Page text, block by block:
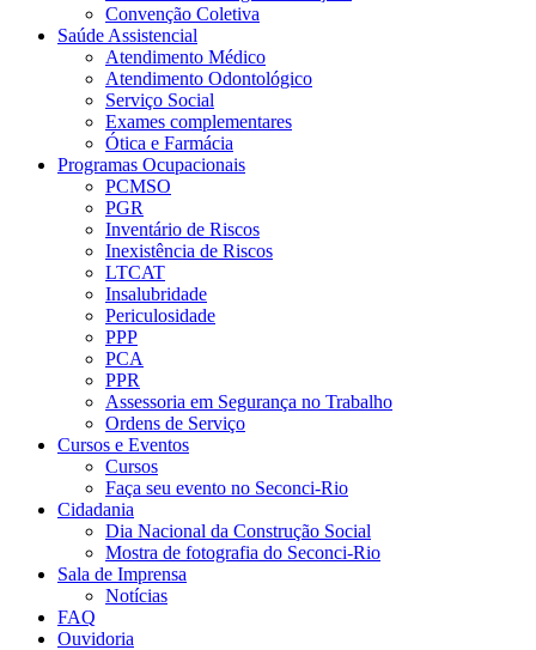
Convenção Coletiva
Saúde Assistencial
Atendimento Médico
Atendimento Odontológico
Serviço Social
Exames complementares
Ótica e Farmácia
Programas Ocupacionais
PCMSO
PGR
Inventário de Riscos
Inexistência de Riscos
LTCAT
Insalubridade
Periculosidade
PPP
PCA
PPR
Assessoria em Segurança no Trabalho
Ordens de Serviço
Cursos e Eventos
Cursos
Faça seu evento no Seconci-Rio
Cidadania
Dia Nacional da Construção Social
Mostra de fotografia do Seconci-Rio
Sala de Imprensa
Notícias
FAQ
Ouvidoria